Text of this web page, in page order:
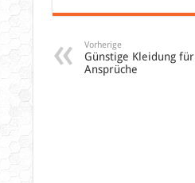
Vorherige
Günstige Kleidung
Ansprüche